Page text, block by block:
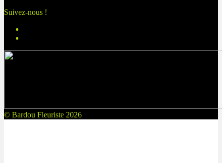
Suivez-nous !
© Bardou Fleuriste 2026